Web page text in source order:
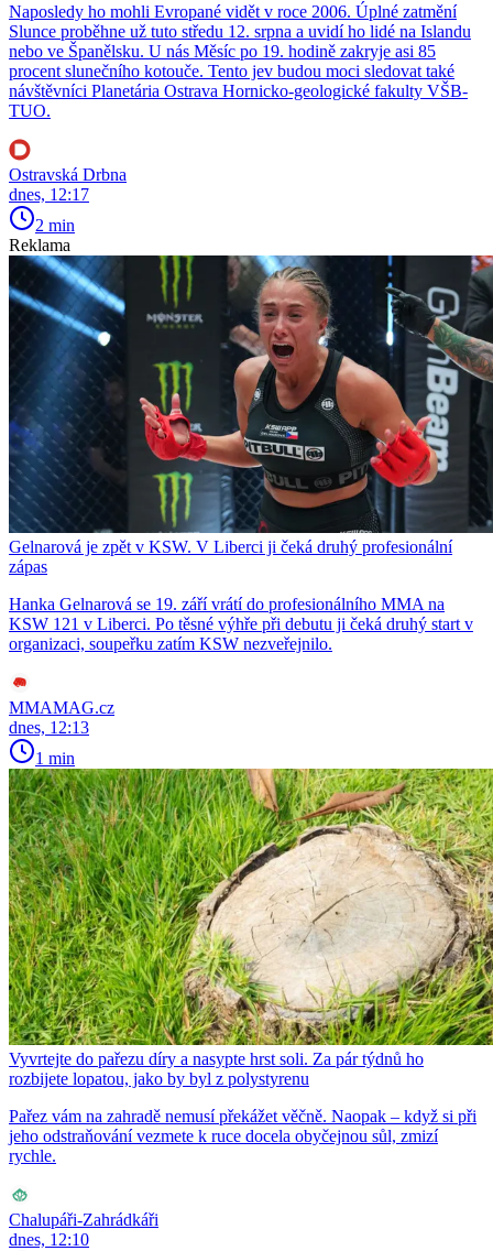
Naposledy ho mohli Evropané vidět v roce 2006. Úplné zatmění
Slunce proběhne už tuto středu 12. srpna a uvidí ho lidé na Islandu
nebo ve Španělsku. U nás Měsíc po 19. hodině zakryje asi 85
procent slunečního kotouče. Tento jev budou moci sledovat také
návštěvníci Planetária Ostrava Hornicko-geologické fakulty VŠB-
TUO.
Ostravská Drbna
dnes, 12:17
2 min
Reklama
Gelnarová je zpět v KSW. V Liberci ji čeká druhý profesionální
zápas
Hanka Gelnarová se 19. září vrátí do profesionálního MMA na
KSW 121 v Liberci. Po těsné výhře při debutu ji čeká druhý start v
organizaci, soupeřku zatím KSW nezveřejnilo.
MMAMAG.cz
dnes, 12:13
1 min
Vyvrtejte do pařezu díry a nasypte hrst soli. Za pár týdnů ho
rozbijete lopatou, jako by byl z polystyrenu
Pařez vám na zahradě nemusí překážet věčně. Naopak – když si při
jeho odstraňování vezmete k ruce docela obyčejnou sůl, zmizí
rychle.
Chalupáři-Zahrádkáři
dnes, 12:10